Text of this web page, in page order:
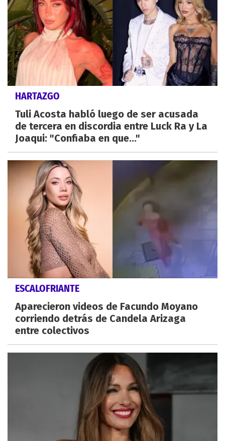
HARTAZGO
Tuli Acosta habló luego de ser acusada
de tercera en discordia entre Luck Ra y La
Joaqui: "Confiaba en que..."
ESCALOFRIANTE
Aparecieron videos de Facundo Moyano
corriendo detrás de Candela Arizaga
entre colectivos